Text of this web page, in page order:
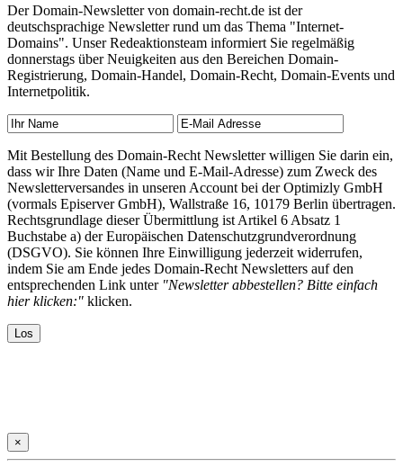
Der Domain-Newsletter von domain-recht.de ist der
deutschsprachige Newsletter rund um das Thema "Internet-
Domains". Unser Redeaktionsteam informiert Sie regelmäßig
donnerstags über Neuigkeiten aus den Bereichen Domain-
Registrierung, Domain-Handel, Domain-Recht, Domain-Events und
Internetpolitik.
Mit Bestellung des Domain-Recht Newsletter willigen Sie darin ein,
dass wir Ihre Daten (Name und E-Mail-Adresse) zum Zweck des
Newsletterversandes in unseren Account bei der Optimizly GmbH
(vormals Episerver GmbH), Wallstraße 16, 10179 Berlin übertragen.
Rechtsgrundlage dieser Übermittlung ist Artikel 6 Absatz 1
Buchstabe a) der Europäischen Datenschutzgrundverordnung
(DSGVO). Sie können Ihre Einwilligung jederzeit widerrufen,
indem Sie am Ende jedes Domain-Recht Newsletters auf den
entsprechenden Link unter "Newsletter abbestellen? Bitte einfach
hier klicken:" klicken.
×